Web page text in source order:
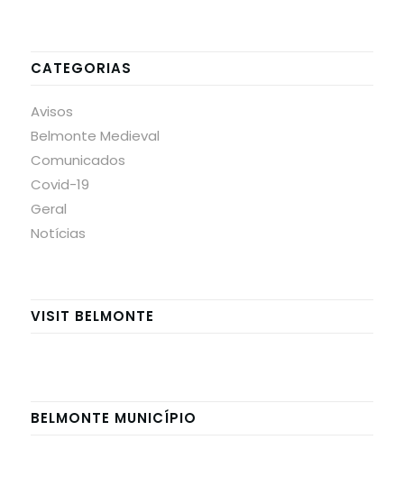
CATEGORIAS
Avisos
Belmonte Medieval
Comunicados
Covid-19
Geral
Notícias
VISIT BELMONTE
BELMONTE MUNICÍPIO